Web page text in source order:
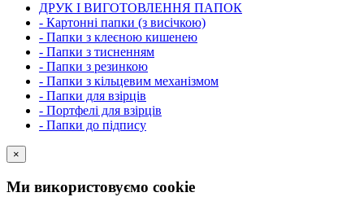
ДРУК І ВИГОТОВЛЕННЯ ПАПОК
- Картонні папки (з висічкою)
- Папки з клеєною кишенею
- Папки з тисненням
- Папки з резинкою
- Папки з кільцевим механізмом
- Папки для взірців
- Портфелі для взірців
- Папки до підпису
×
Ми використовуємо cookie